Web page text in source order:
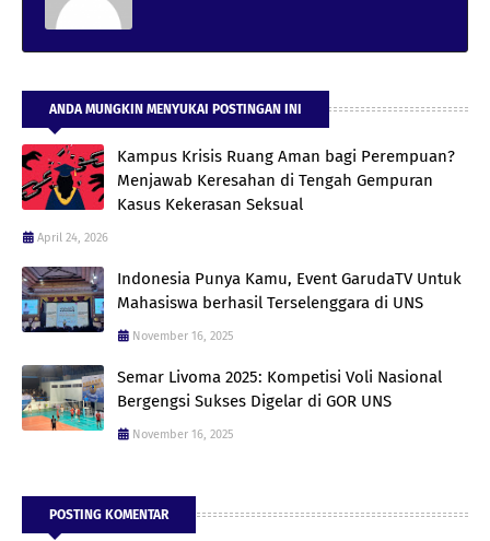
ANDA MUNGKIN MENYUKAI POSTINGAN INI
Kampus Krisis Ruang Aman bagi Perempuan?
Menjawab Keresahan di Tengah Gempuran
Kasus Kekerasan Seksual
April 24, 2026
Indonesia Punya Kamu, Event GarudaTV Untuk
Mahasiswa berhasil Terselenggara di UNS
November 16, 2025
Semar Livoma 2025: Kompetisi Voli Nasional
Bergengsi Sukses Digelar di GOR UNS
November 16, 2025
POSTING KOMENTAR